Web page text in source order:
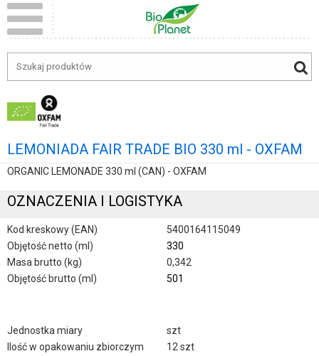
LEMONIADA FAIR TRADE BIO 330 ml - OXFAM
ORGANIC LEMONADE 330 ml (CAN) - OXFAM
OZNACZENIA I LOGISTYKA
Kod kreskowy (EAN)
5400164115049
Objętość netto (ml)
330
Masa brutto (kg)
0,342
Objętość brutto (ml)
501
Jednostka miary
szt
Ilość w opakowaniu zbiorczym
12 szt